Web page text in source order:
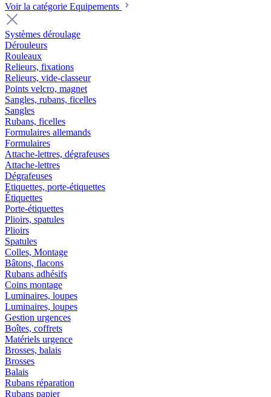
Voir la catégorie Equipements
Systèmes déroulage
Dérouleurs
Rouleaux
Relieurs, fixations
Relieurs, vide-classeur
Points velcro, magnet
Sangles, rubans, ficelles
Sangles
Rubans, ficelles
Formulaires allemands
Formulaires
Attache-lettres, dégrafeuses
Attache-lettres
Dégrafeuses
Etiquettes, porte-étiquettes
Étiquettes
Porte-étiquettes
Plioirs, spatules
Plioirs
Spatules
Colles, Montage
Bâtons, flacons
Rubans adhésifs
Coins montage
Luminaires, loupes
Luminaires, loupes
Gestion urgences
Boîtes, coffrets
Matériels urgence
Brosses, balais
Brosses
Balais
Rubans réparation
Rubans papier